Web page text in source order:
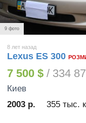
9 фото
8 лет назад
Lexus ES 300
7 500 $ / 334
Киев
2003 р.
355 тыс.